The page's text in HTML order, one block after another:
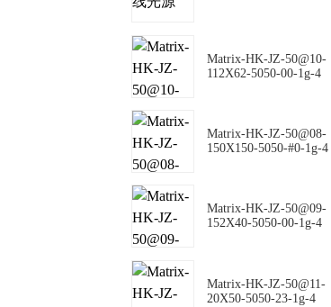
Matrix-HK-JZ-50@10-
112X62-5050-00-1g-4
Matrix-HK-JZ-50@08-
150X150-5050-#0-1g-4
Matrix-HK-JZ-50@09-
152X40-5050-00-1g-4
Matrix-HK-JZ-50@11-
20X50-5050-23-1g-4